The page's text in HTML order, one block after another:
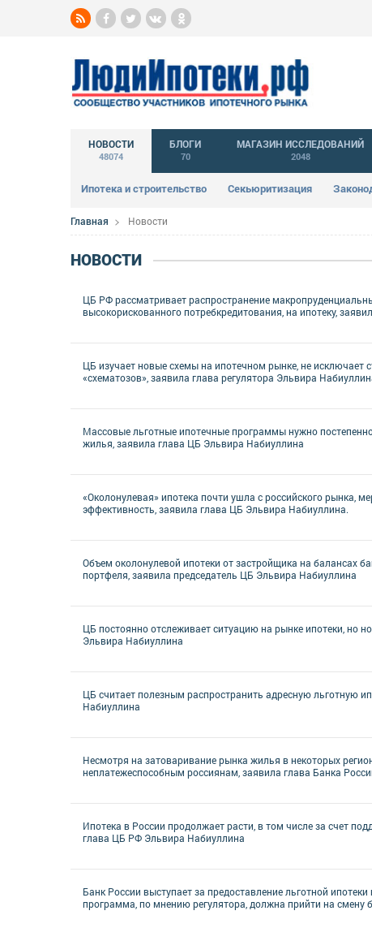
НОВОСТИ
48074
Ипотека и строительство Секьюритизация
БЛОГИ
70
МАГАЗИН ИССЛЕДОВАНИЙ
2048
Главная Новости
НОВОСТИ
ЦБ РФ рассматривает распространение
высокорискованного потребкредитования, на ипотеку,
ЦБ изучает новые схемы на ипотечном рынке, не исключает
«схематозов», заявила глава регулятора Эльвира
Массовые льготные ипотечные программы нужно
жилья, заявила глава ЦБ Эльвира Набиуллина
«Околонулевая» ипотека почти ушла с российского рынка,
эффективность, заявила глава ЦБ Эльвира Набиуллина.
Объем околонулевой ипотеки от застройщика на балансах
портфеля, заявила председатель ЦБ Эльвира Набиуллина
ЦБ постоянно отслеживает ситуацию на рынке ипотеки, но
Эльвира Набиуллина
ЦБ считает полезным распространить адресную льготную
Набиуллина
Несмотря на затоваривание рынка жилья в некоторых
неплатежеспособным россиянам, заявила глава Банка
Ипотека в России продолжает расти, в том числе за счет
глава ЦБ РФ Эльвира Набиуллина
Банк России выступает за предоставление льготной
программа, по мнению регулятора, должна прийти на смену